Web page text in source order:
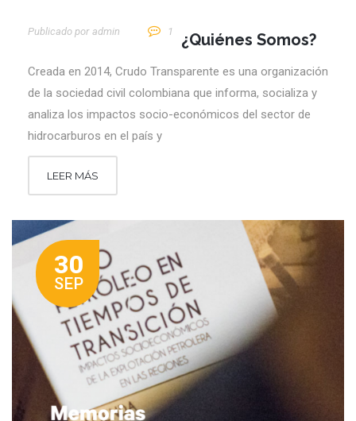
Publicado por Admin 1 ¿Quiénes Somos?
Creada en 2014, Crudo Transparente es una organización
de la sociedad civil colombiana que informa, socializa y
analiza los impactos socio-económicos del sector de
hidrocarburos en el país y
LEER MÁS
30
SEP